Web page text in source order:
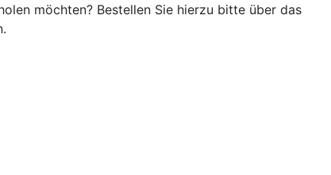
möchten? Bestellen Sie hierzu bitte über das